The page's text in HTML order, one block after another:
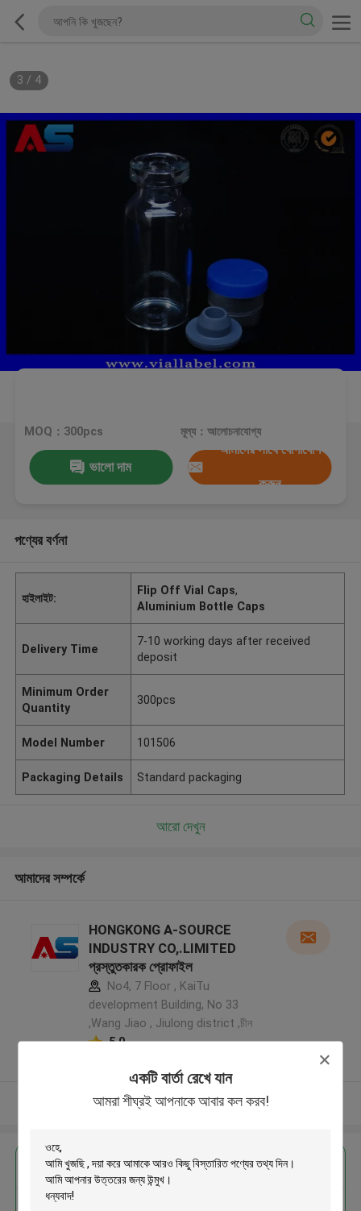
একটি বার্তা রেখে যান
আমরা শীঘ্রই আপনাকে আবার কল করব!
4 / 4
MOQ：300pcs মূল্য：আলোচনাযোগ্য
ভালো দাম
আমাদের সাথে যোগাযোগ
করুন
পণ্যের বর্ণনা
হাইলাইট:
Flip Off Vial Caps,
Aluminium Bottle Caps
Delivery Time
7-10 working days after received
deposit
Minimum Order
Quantity
300pcs
Model Number 101506
Packaging Details Standard packaging
আরো দেখুন
আমাদের সম্পর্কে
HONGKONG A-SOURCE
INDUSTRY CO,.LIMITED
প্রস্তুতকারক প্রোফাইল
No4, 7 Floor , KaiTu
development Building, No 33
,Wang Jiao , Jiulong district ,চীন
5.0
আরো দেখুন
এর সেরা মূল্য পান